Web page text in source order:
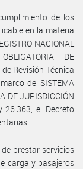
de los
en la materia
NACIONAL
DE
Revisión Técnica
del SISTEMA
DE JURISDICCIÓN
26.363, el Decreto
prestar servicios
carga y pasajeros